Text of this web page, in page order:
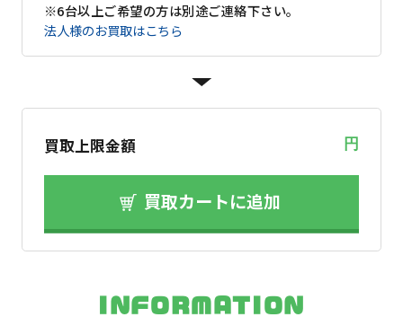
※6台以上ご希望の方は別途ご連絡下さい。
法人様のお買取はこちら
買取上限金額 円
買取カートに追加
INFORMATION